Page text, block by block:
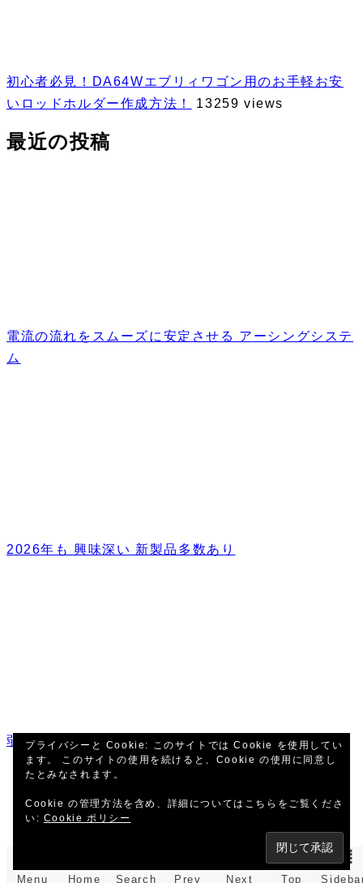
初心者必見！DA64Wエブリィワゴン用のお手軽お安
いロッドホルダー作成方法！
13259 views
最近の投稿
電流の流れをスムーズに安定させる アーシングシステ
ム
2026年も 興味深い 新製品多数あり
弱いピラー回りの簡単ボディー補強！
プライバシーと Cookie: このサイトでは Cookie を使用してい
ます。 このサイトの使用を続けると、Cookie の使用に同意し
たとみなされます。
Cookie の管理方法を含め、詳細についてはこちらをご覧くださ
い: Cookie ポリシー
Menu Home Search Prev Next Top